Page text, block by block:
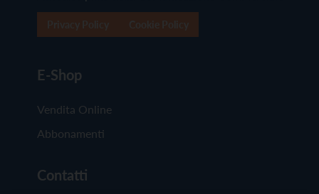
E-Shop
Vendita Online
Abbonamenti
Contatti